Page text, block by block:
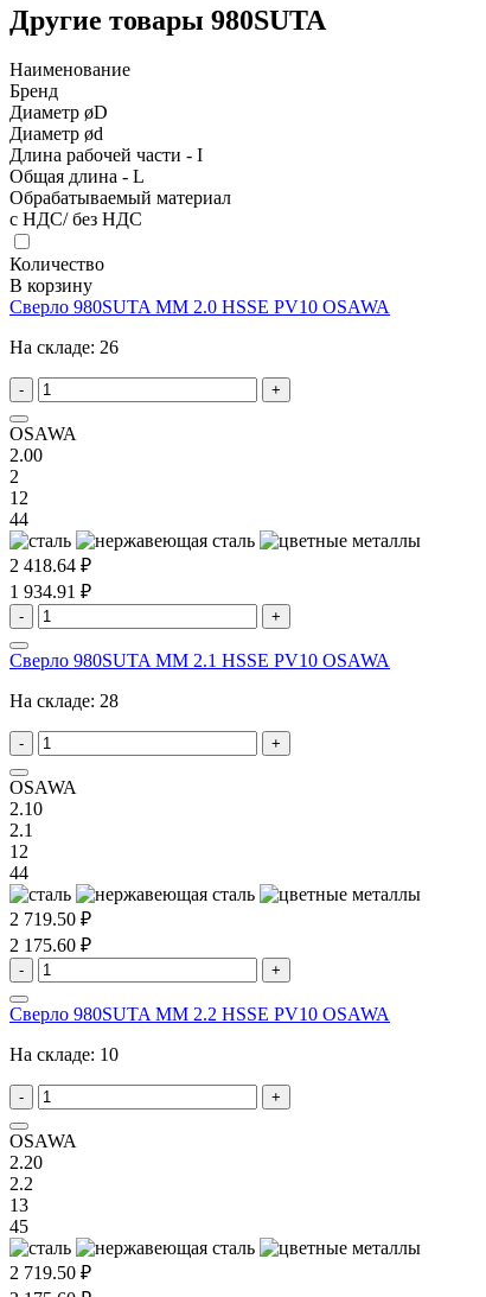
Другие товары 980SUTA
Наименование
Бренд
Диаметр øD
Диаметр ød
Длина рабочей части - I
Общая длина - L
Обрабатываемый материал
с НДС/ без НДС
Количество
В корзину
Сверло 980SUTA MM 2.0 HSSE PV10 OSAWA
На складе: 26
- +
OSAWA
2.00
2
12
44
2 418.64 ₽
1 934.91 ₽
- +
Сверло 980SUTA MM 2.1 HSSE PV10 OSAWA
На складе: 28
- +
OSAWA
2.10
2.1
12
44
2 719.50 ₽
2 175.60 ₽
- +
Сверло 980SUTA MM 2.2 HSSE PV10 OSAWA
На складе: 10
- +
OSAWA
2.20
2.2
13
45
2 719.50 ₽